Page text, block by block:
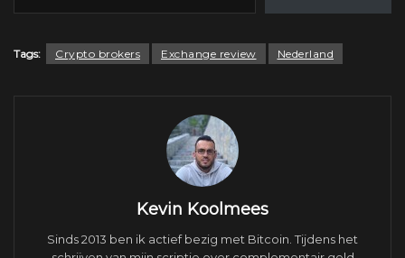
Tags: Crypto brokers Exchange review Nederland
Kevin Koolmees
Sinds 2013 ben ik actief bezig met Bitcoin. Tijdens het